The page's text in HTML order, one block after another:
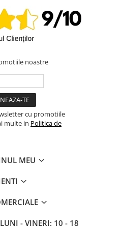
noastre
cu promotiile
multe in Politica de
MEU
LUNI - VINERI: 10 - 18